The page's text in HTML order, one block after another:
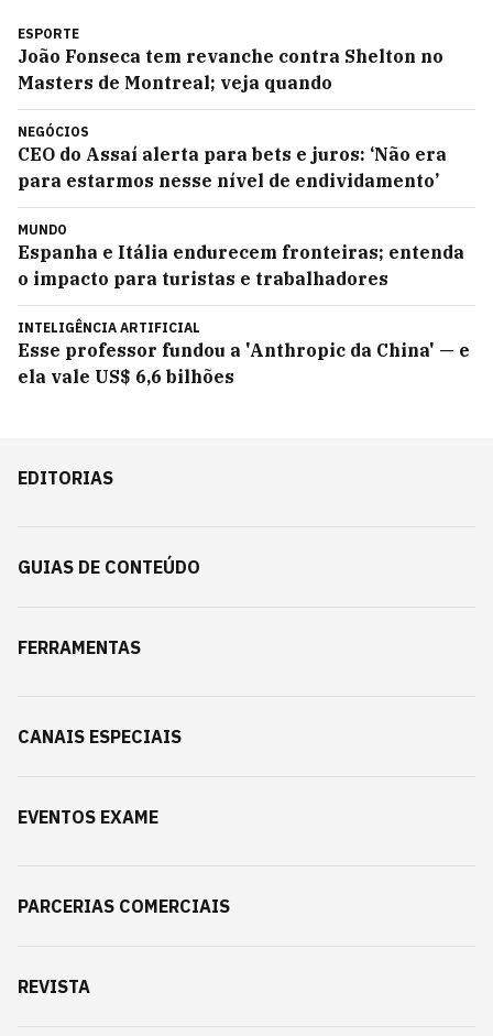
ESPORTE
João Fonseca tem revanche contra Shelton no
Masters de Montreal; veja quando
NEGÓCIOS
CEO do Assaí alerta para bets e juros: ‘Não era
para estarmos nesse nível de endividamento’
MUNDO
Espanha e Itália endurecem fronteiras; entenda
o impacto para turistas e trabalhadores
INTELIGÊNCIA ARTIFICIAL
Esse professor fundou a 'Anthropic da China' — e
ela vale US$ 6,6 bilhões
EDITORIAS
GUIAS DE CONTEÚDO
FERRAMENTAS
CANAIS ESPECIAIS
EVENTOS EXAME
PARCERIAS COMERCIAIS
REVISTA